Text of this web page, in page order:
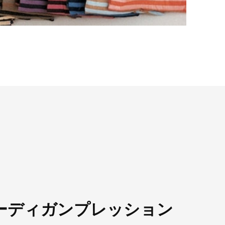
ィガンプレッション